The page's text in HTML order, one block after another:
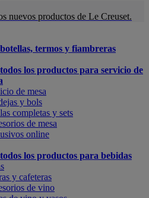
nuevos productos de Le Creuset.
termos y fiambreras
los productos para servicio de
de mesa
y bols
completas y sets
de mesa
online
los productos para bebidas
y cafeteras
de vino